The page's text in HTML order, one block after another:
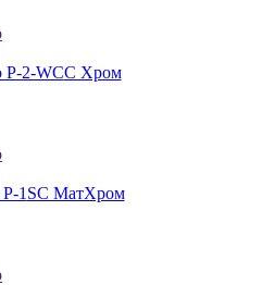
P-2-WCC Хром
1 SC МатХром